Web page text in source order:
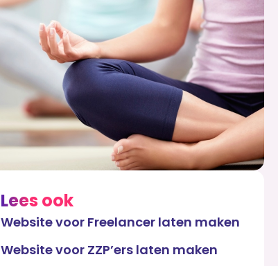
Lees ook
Website voor Freelancer laten maken
Website voor ZZP’ers laten maken